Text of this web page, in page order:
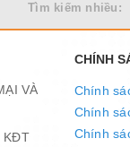
Tìm kiếm nhiều:
VÀ
KĐT
CHÍNH
Chính
Chính
Chính